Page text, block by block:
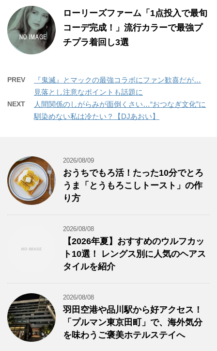
ローリーズファーム「1点投入で最旬
コーデ完成！」流行カラーで最強プ
チプラ着回し3選
PREV
『鬼滅』とマックの最強コラボにファン歓喜だが…
見落とし注意なポイントも話題に
NEXT
人間関係のしがらみが面倒くさい…“おつなぎ文化”に
馴染めない私は冷たい？【DJあおい】
2026/08/09
おうちでもろ活！たった10分でとろ
うま「とうもろこしトースト」の作
り方
2026/08/08
【2026年夏】おすすめのウルフカッ
ト10選！ レングス別に人気のヘアス
タイルを紹介
2026/08/08
羽田空港や品川駅から好アクセス！
「プルマン東京田町」で、海外気分
を味わうご褒美ホテルステイへ